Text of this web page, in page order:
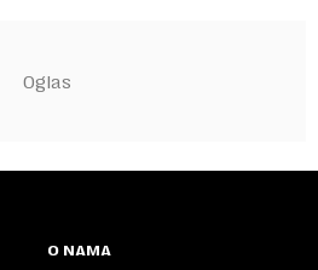
O NAMA